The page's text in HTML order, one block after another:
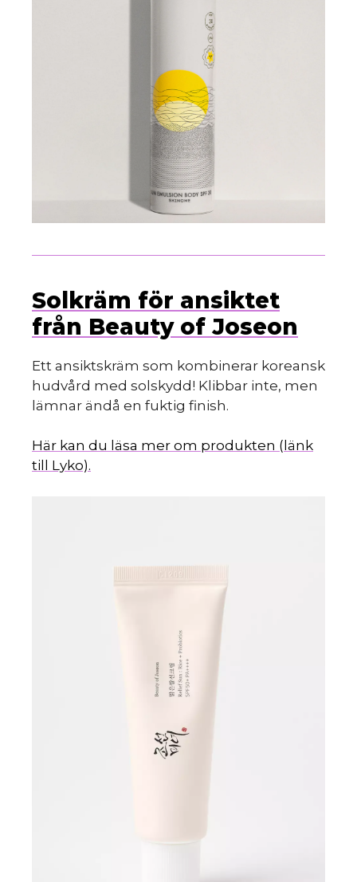
Solkräm för ansiktet
från Beauty of Joseon
Ett ansiktskräm som kombinerar koreansk
hudvård med solskydd! Klibbar inte, men
lämnar ändå en fuktig finish.
Här kan du läsa mer om produkten (länk
till Lyko).